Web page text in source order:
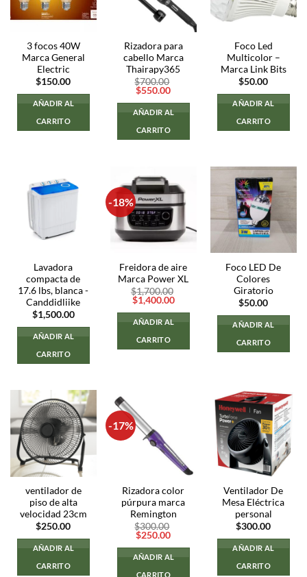
3 focos 40W
Marca General
Electric
$150.00
AÑADIR AL
CARRITO
Rizadora para
cabello Marca
Thairapy365
$700.00
El
original
era:
$700.00.
$550.00El
actual
es:
AÑADIR AL
CARRITO
Foco Led
Multicolor –
Marca Link Bits
$50.00
AÑADIR AL
CARRITO
Lavadora
compacta de
17.6 lbs, blanca -
Canddidliike
$1,500.00
AÑADIR AL
CARRITO
-18%
Freidora de aire
Marca Power XL
$1,700.00
El
precio
original
era:
$1,700.00.
$1,400.00El
es:
AÑADIR AL
CARRITO
Foco LED De
Colores
Giratorio
$50.00
AÑADIR AL
CARRITO
ventilador de
piso de alta
velocidad 23cm
$250.00
AÑADIR AL
CARRITO
-17%
Rizadora color
púrpura marca
Remington
$300.00
El
original
era:
$300.00.
$250.00El
actual
es:
AÑADIR AL
CARRITO
Ventilador De
Mesa Eléctrica
personal
$300.00
AÑADIR AL
CARRITO